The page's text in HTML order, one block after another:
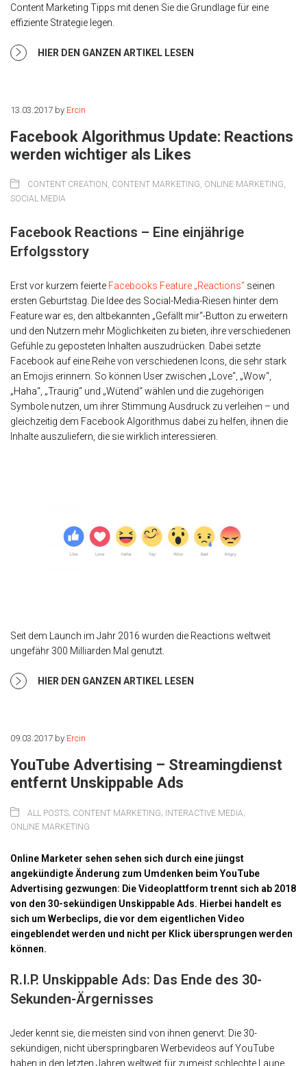
Content Marketing Tipps mit denen Sie die Grundlage für eine
effiziente Strategie legen.
HIER DEN GANZEN ARTIKEL LESEN
13.03.2017 by Ercin
Facebook Algorithmus Update: Reactions
werden wichtiger als Likes
CONTENT CREATION, CONTENT MARKETING, ONLINE MARKETING,
SOCIAL MEDIA
Facebook Reactions – Eine einjährige
Erfolgsstory
Erst vor kurzem feierte Facebooks Feature „Reactions“ seinen
ersten Geburtstag. Die Idee des Social-Media-Riesen hinter dem
Feature war es, den altbekannten „Gefällt mir“-Button zu erweitern
und den Nutzern mehr Möglichkeiten zu bieten, ihre verschiedenen
Gefühle zu geposteten Inhalten auszudrücken. Dabei setzte
Facebook auf eine Reihe von verschiedenen Icons, die sehr stark
an Emojis erinnern. So können User zwischen „Love“, „Wow“,
„Haha“, „Traurig“ und „Wütend“ wählen und die zugehörigen
Symbole nutzen, um ihrer Stimmung Ausdruck zu verleihen – und
gleichzeitig dem Facebook Algorithmus dabei zu helfen, ihnen die
Inhalte auszuliefern, die sie wirklich interessieren.
Seit dem Launch im Jahr 2016 wurden die Reactions weltweit
ungefähr 300 Milliarden Mal genutzt.
HIER DEN GANZEN ARTIKEL LESEN
09.03.2017 by Ercin
YouTube Advertising – Streamingdienst
entfernt Unskippable Ads
ALL POSTS, CONTENT MARKETING, INTERACTIVE MEDIA,
ONLINE MARKETING
Online Marketer sehen sehen sich durch eine jüngst
angekündigte Änderung zum Umdenken beim YouTube
Advertising gezwungen: Die Videoplattform trennt sich ab 2018
von den 30-sekündigen Unskippable Ads. Hierbei handelt es
sich um Werbeclips, die vor dem eigentlichen Video
eingeblendet werden und nicht per Klick übersprungen werden
können.
R.I.P. Unskippable Ads: Das Ende des 30-
Sekunden-Ärgernisses
Jeder kennt sie, die meisten sind von ihnen genervt: Die 30-
sekündigen, nicht überspringbaren Werbevideos auf YouTube
haben in den letzten Jahren weltweit für zumeist schlechte Laune